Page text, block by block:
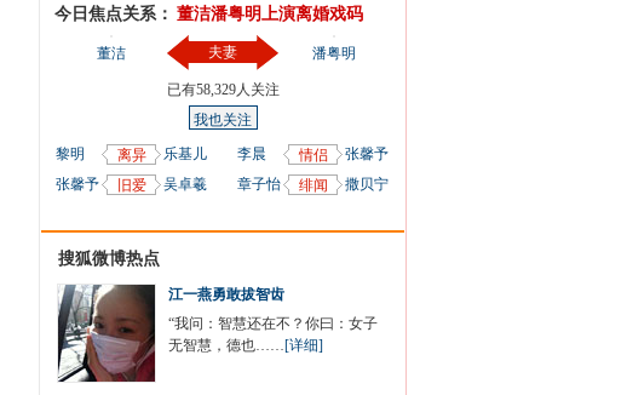
今日焦点关系： 董洁潘粤明上演离婚戏码
董洁 夫妻
已有58,329人关注
我也关注
潘粤明
黎明 离异
乐基儿
张馨予
旧爱 吴卓羲
李晨 情侣
张馨予
章子怡
绯闻 撒贝宁
搜狐微博热点
江一燕勇敢拔智齿
“我问：智慧还在不？你曰：女子
无智慧，德也……[详细]